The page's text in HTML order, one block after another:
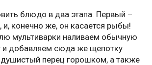
блюдо в два этапа. Первый –
конечно же, он касается рыбы!
мультиварки наливаем обычную
и добавляем сюда же щепотку
перец горошком, а также